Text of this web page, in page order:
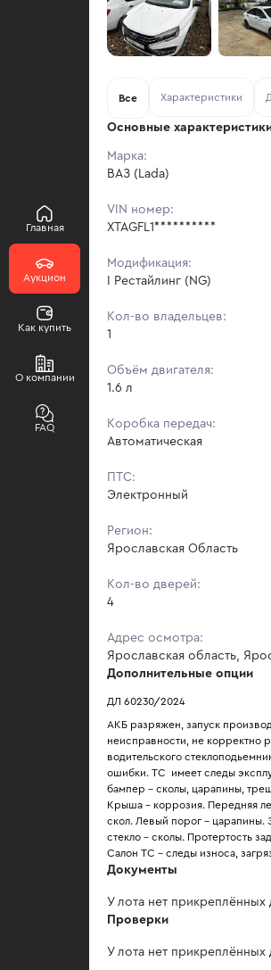
Главная
Аукцион
Как купить
О компании
FAQ
Все Характеристики
Основные
Марка:
ВАЗ (Lada)
VIN номер:
XTAGFL1**********
Модификация:
I Рестайлинг (NG)
Кол-во владельцев:
1
Объём двигателя:
1.6 л
Коробка передач:
Автоматическая
ПТС:
Электронный
Регион:
Ярославская Область
Кол-во дверей:
4
Адрес осмотра:
Ярославская область,
Дополнительные опции
ДЛ 60230/2024
АКБ разряжен, запуск
неисправности, не корректно
водительского
ошибки. ТС  имеет следы
бампер - сколы, царапины,
Крыша - коррозия. Передняя
скол. Левый порог - царапины.
стекло - сколы. Протертость
Салон ТС - следы износа,
Документы
У лота нет прикреплённых
Проверки
У лота нет прикреплённых